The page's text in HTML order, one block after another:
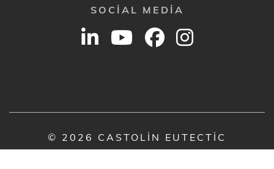
SOCIAL MEDIA
© 2026 CASTOLIN EUTECTIC